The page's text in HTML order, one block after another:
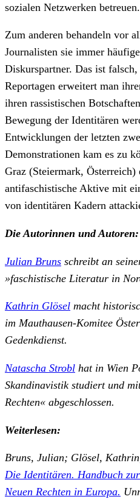
sozialen Netzwerken betreuen.
Zum anderen behandeln vor
Journalisten sie immer
Diskurspartner. Das ist
Reportagen erweitert man
ihren rassistischen
Bewegung der Identitären
Entwicklungen der letzten
Demonstrationen kam es zu
Graz (Steiermark, Österreich)
antifaschistische Aktive mit
von identitären Kadern
Die Autorinnen und Autoren:
Julian Bruns schreibt an
»faschistische Literatur in
Kathrin Glösel macht
im Mauthausen-Komitee
Gedenkdienst.
Natascha Strobl hat in Wien
Skandinavistik studiert und
Rechten« abgeschlossen.
Weiterlesen:
Bruns, Julian; Glösel,
Die Identitären. Handbuch
Neuen Rechten in Europa.